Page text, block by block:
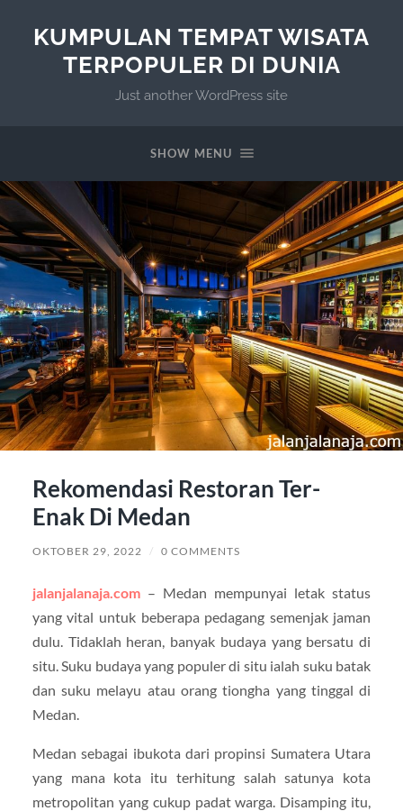
KUMPULAN TEMPAT WISATA
TERPOPULER DI DUNIA
Just another WordPress site
SHOW MENU
Rekomendasi Restoran Ter-
Enak Di Medan
OKTOBER 29, 2022 / 0 COMMENTS
jalanjalanaja.com– Medan mempunyai letak status
yang vital untuk beberapa pedagang semenjak jaman
dulu. Tidaklah heran, banyak budaya yang bersatu di
situ. Suku budaya yang populer di situ ialah suku batak
dan suku melayu atau orang tiongha yang tinggal di
Medan.
Medan sebagai ibukota dari propinsi Sumatera Utara
yang mana kota itu terhitung salah satunya kota
metropolitan yang cukup padat warga. Disamping itu,